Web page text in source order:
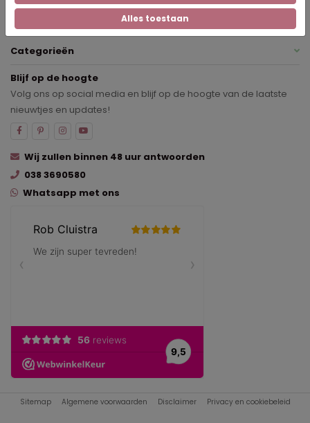
Categorieën
Blijf op de hoogte
Volg ons op social media en blijf op de hoogte van de laatste
nieuwtjes en updates!
Wij zullen binnen 48 uur antwoorden
038 3690580
Whatsapp met ons
Sitemap Algemene voorwaarden Disclaimer Privacy en cookiebeleid
Alles toestaan